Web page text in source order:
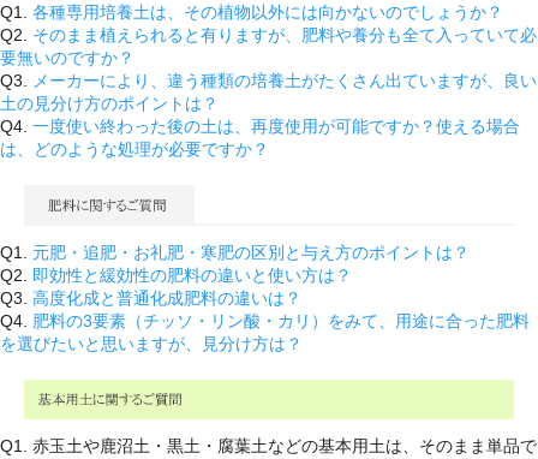
Q1. 各種専用培養土は、その植物以外には向かないのでしょうか？
Q2. そのまま植えられると有りますが、肥料や養分も全て入っていて必
要無いのですか？
Q3.
メーカーにより、違う種類の培養土がたくさん出ていますが、良い
土の見分け方のポイントは？
Q4. 一度使い終わった後の土は、再度使用が可能ですか？使える場合
は、どのような処理が必要ですか？
Q1. 元肥・追肥・お礼肥・寒肥の区別と与え方のポイントは？
Q2.
即効性と緩効性の肥料の違いと使い方は？
Q3. 高度化成と普通化成肥料の違いは？
Q4.
肥料の3要素（チッソ・リン酸・カリ）をみて、用途に合った肥料
を選びたいと思いますが、見分け方は？
Q1. 赤玉土や鹿沼土・黒土・腐葉土などの基本用土は、そのまま単品で